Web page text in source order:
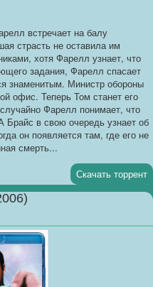
встречает на балу
страсть не оставила им
хотя Фарелл узнает, что
задания, Фарелл спасает
знаменитым. Министр обороны
офис. Теперь Том станет его
Фарелл понимает, что
в свою очередь узнает об
он появляется там, где его не
смерть...
Скачать торрент